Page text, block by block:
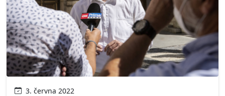
3. června 2022